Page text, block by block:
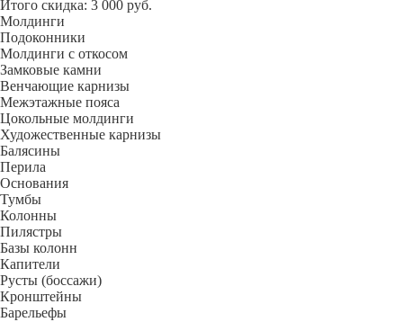
Итого скидка: 3 000 руб.
Молдинги
Подоконники
Молдинги с откосом
Замковые камни
Венчающие карнизы
Межэтажные пояса
Цокольные молдинги
Художественные карнизы
Балясины
Перила
Основания
Тумбы
Колонны
Пилястры
Базы колонн
Капители
Русты (боссажи)
Кронштейны
Барельефы